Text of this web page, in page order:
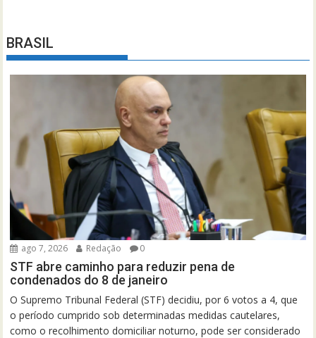
BRASIL
ago 7, 2026 Redação 0
STF abre caminho para reduzir pena de
condenados do 8 de janeiro
O Supremo Tribunal Federal (STF) decidiu, por 6 votos a 4, que
o período cumprido sob determinadas medidas cautelares,
como o recolhimento domiciliar noturno, pode ser considerado